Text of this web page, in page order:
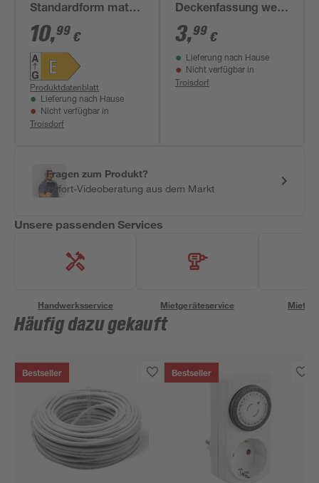
Standardform matt
E27 7 W 806 lm
warmweiß 5 Stück
10,99 €
Produktdatenblatt
Lieferung nach Hause
Nicht verfügbar in
Troisdorf
Deckenfassung weiß
75 W Ø 83 mm
3,99 €
Lieferung nach Hause
Nicht verfügbar in
Troisdorf
Fragen zum Produkt?
Sofort-Videoberatung aus dem Markt
Unsere passenden Services
Handwerksservice Mietgeräteservice
Häufig dazu gekauft
Bestseller Bestseller